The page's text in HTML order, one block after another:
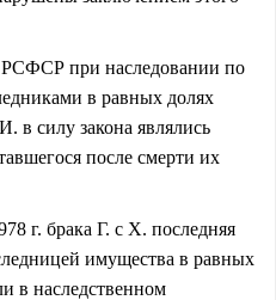
РСФСР при наследовании по
в равных долях
в силу закона являлись
после смерти их
г. брака Г. с Х. последняя
имущества в равных
в наследственном